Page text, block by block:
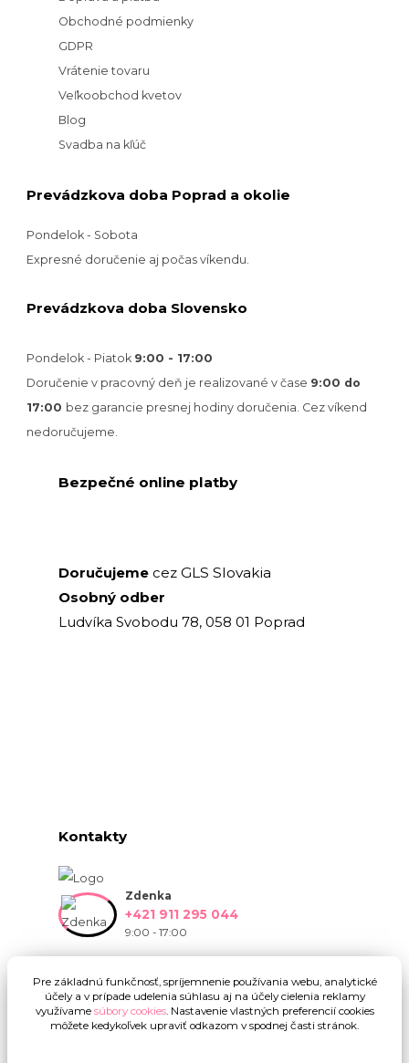
Obchodné podmienky
GDPR
Vrátenie tovaru
Veľkoobchod kvetov
Blog
Svadba na kľúč
Prevádzkova doba Poprad a okolie
Pondelok - Sobota
Expresné doručenie aj počas víkendu.
Prevádzkova doba Slovensko
Pondelok - Piatok 9:00 - 17:00
Doručenie v pracovný deň je realizované v čase 9:00 do
17:00 bez garancie presnej hodiny doručenia. Cez víkend
nedoručujeme.
Bezpečné online platby
Doručujeme cez GLS Slovakia
Osobný odber
Ludvíka Svobodu 78, 058 01 Poprad
Kontakty
Zdenka
+421 911 295 044
9:00 - 17:00
Pre základnú funkčnosť, spríjemnenie používania webu, analytické
účely a v prípade udelenia súhlasu aj na účely cielenia reklamy
využívame súbory cookies. Nastavenie vlastných preferencií cookies
môžete kedykoľvek upraviť odkazom v spodnej časti stránok.